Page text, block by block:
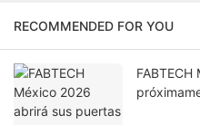
RECOMMENDED FOR YOU